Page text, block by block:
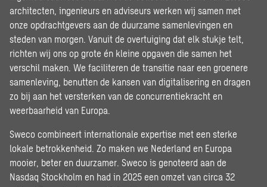
architecten, ingenieurs en adviseurs werken wij samen met
onze opdrachtgevers aan de duurzame samenlevingen en
steden van morgen. Vanuit de overtuiging dat elk stukje telt,
richten wij ons op grote én kleine opgaven die samen het
verschil maken. We faciliteren de transitie naar een groenere
samenleving, benutten de kansen van digitalisering en dragen
zo bij aan het versterken van de concurrentiekracht en
weerbaarheid van Europa.
Sweco combineert internationale expertise met een sterke
lokale betrokkenheid. Zo maken we Nederland en Europa
mooier, beter en duurzamer. Sweco is genoteerd aan de
Nasdaq Stockholm en had in 2025 een omzet van circa 32